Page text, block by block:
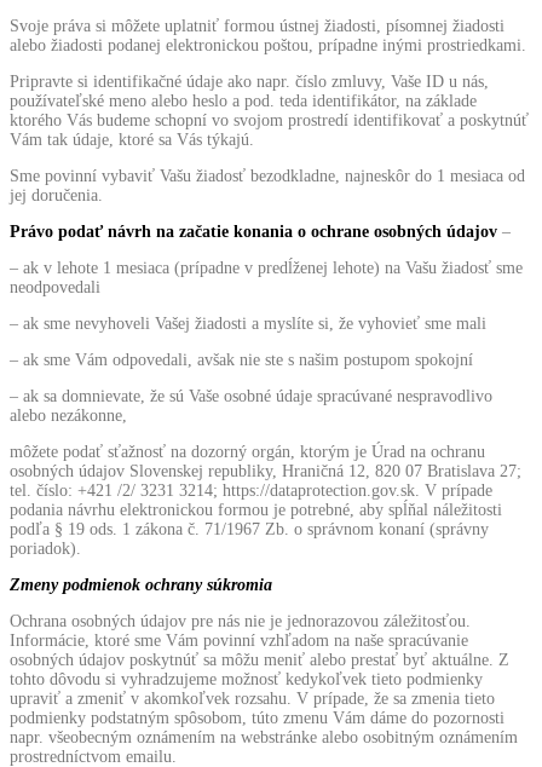
Svoje práva si môžete uplatniť formou ústnej žiadosti, písomnej žiadosti
alebo žiadosti podanej elektronickou poštou, prípadne inými prostriedkami.
Pripravte si identifikačné údaje ako napr. číslo zmluvy, Vaše ID u nás,
používateľské meno alebo heslo a pod. teda identifikátor, na základe
ktorého Vás budeme schopní vo svojom prostredí identifikovať a poskytnúť
Vám tak údaje, ktoré sa Vás týkajú.
Sme povinní vybaviť Vašu žiadosť bezodkladne, najneskôr do 1 mesiaca od
jej doručenia.
Právo podať návrh na začatie konania o ochrane osobných údajov –
– ak v lehote 1 mesiaca (prípadne v predĺženej lehote) na Vašu žiadosť sme
neodpovedali
– ak sme nevyhoveli Vašej žiadosti a myslíte si, že vyhovieť sme mali
– ak sme Vám odpovedali, avšak nie ste s našim postupom spokojní
– ak sa domnievate, že sú Vaše osobné údaje spracúvané nespravodlivo
alebo nezákonne,
môžete podať sťažnosť na dozorný orgán, ktorým je Úrad na ochranu
osobných údajov Slovenskej republiky, Hraničná 12, 820 07 Bratislava 27;
tel. číslo: +421 /2/ 3231 3214; https://dataprotection.gov.sk. V prípade
podania návrhu elektronickou formou je potrebné, aby spĺňal náležitosti
podľa § 19 ods. 1 zákona č. 71/1967 Zb. o správnom konaní (správny
poriadok).
Zmeny podmienok ochrany súkromia
Ochrana osobných údajov pre nás nie je jednorazovou záležitosťou.
Informácie, ktoré sme Vám povinní vzhľadom na naše spracúvanie
osobných údajov poskytnúť sa môžu meniť alebo prestať byť aktuálne. Z
tohto dôvodu si vyhradzujeme možnosť kedykoľvek tieto podmienky
upraviť a zmeniť v akomkoľvek rozsahu. V prípade, že sa zmenia tieto
podmienky podstatným spôsobom, túto zmenu Vám dáme do pozornosti
napr. všeobecným oznámením na webstránke alebo osobitným oznámením
prostredníctvom emailu.